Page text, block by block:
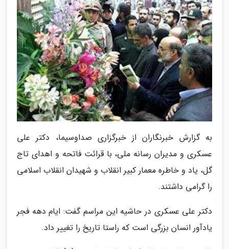
به گزارش خبرنگاران از خبرگزاری صداوسیما، دکتر علی
عسکری و مدیران رسانه ملی، با قرائت فاتحه و اهدای تاج
گل، یاد و خاطره معمار کبیر انقلاب و شهیدان انقلاب اسلامی
را گرامی داشتند.
دکتر علی عسکری در حاشیه این مراسم گفت: ایام دهه فجر
یادآور انسان بزرگی است که راستا تاریخ را تغییر داد.